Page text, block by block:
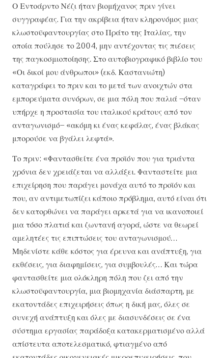
Ο​​ Εντοάρντο Νέζι ήταν βιομήχανος πριν γίνει
συγγραφέας. Για την ακρίβεια ήταν κληρονόμος μιας
κλωστοϋφαντουργίας στο Πράτο της Ιταλίας, την
οποία πούλησε το 2004, μην αντέχοντας τις πιέσεις
της παγκοσμιοποίησης. Στο αυτοβιογραφικό βιβλίο του
«Οι δικοί μου άνθρωποι» (εκδ. Καστανιώτη)
καταγράφει το πριν και το μετά των ανοιχτών στα
εμπορεύματα συνόρων, σε μια πόλη που παλιά –όταν
υπήρχε η προστασία του ιταλικού κράτους από τον
ανταγωνισμό– «ακόμη κι ένας κεφάλας, ένας βλάκας
μπορούσε να βγάλει λεφτά».
Το πριν: «Φαντασθείτε ένα προϊόν που για τριάντα
χρόνια δεν χρειάζεται να αλλάξει. Φανταστείτε μια
επιχείρηση που παράγει μονάχα αυτό το προϊόν και
που, αν αντιμετωπίζει κάποιο πρόβλημα, αυτό είναι ότι
δεν κατορθώνει να παράγει αρκετά για να ικανοποιεί
μια τόσο πλατιά και ζωντανή αγορά, ώστε να θεωρεί
αμελητέες τις επιπτώσεις του ανταγωνισμού…
Μηδενίστε κάθε κόστος για έρευνα και ανάπτυξη, για
εκθέσεις, για διαφημίσεις, για συμβουλές… Και τώρα
φαντασθείτε μια ολόκληρη πόλη που ζει από την
κλωστοϋφαντουργία, μια βιομηχανία διάσπαρτη, με
εκατοντάδες επιχειρήσεις όπως η δική μας, όλες σε
συνεχή ανάπτυξη και όλες με διασυνδέσεις σε ένα
σύστημα εργασίας παράδοξα κατακερματισμένο αλλά
απίστευτα αποτελεσματικό, φτιαγμένο από